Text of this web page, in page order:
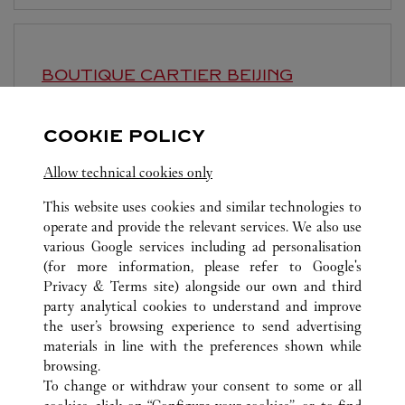
BOUTIQUE CARTIER BEIJING
Beijing Beijing Dongcheng District
ALLE CARTIER STANDORTE CHINA
BEIJING
BEIJING
NO.87 JIANGUO ROAD
KUNDENSERVICE
CONTACT US
COOKIE POLICY
Allow technical cookies only
This website uses cookies and similar technologies to
operate and provide the relevant services. We also use
various Google services including ad personalisation
(for more information, please refer to Google's
Privacy & Terms site) alongside our own and third
party analytical cookies to understand and improve
the user’s browsing experience to send advertising
materials in line with the preferences shown while
browsing.
To change or withdraw your consent to some or all